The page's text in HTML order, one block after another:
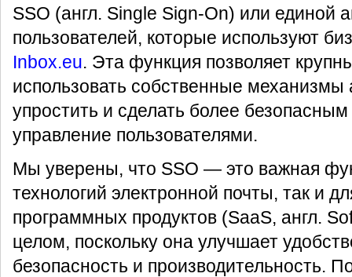
SSO (англ. Single Sign-On) или единой
пользователей, которые используют
Inbox.eu. Эта функция позволяет
использовать собственные
упростить и сделать более
управление пользователями.
Мы уверены, что SSO — это важная
технологий электронной почты, так и
программных продуктов (SaaS, англ.
целом, поскольку она улучшает
безопасность и производительность.